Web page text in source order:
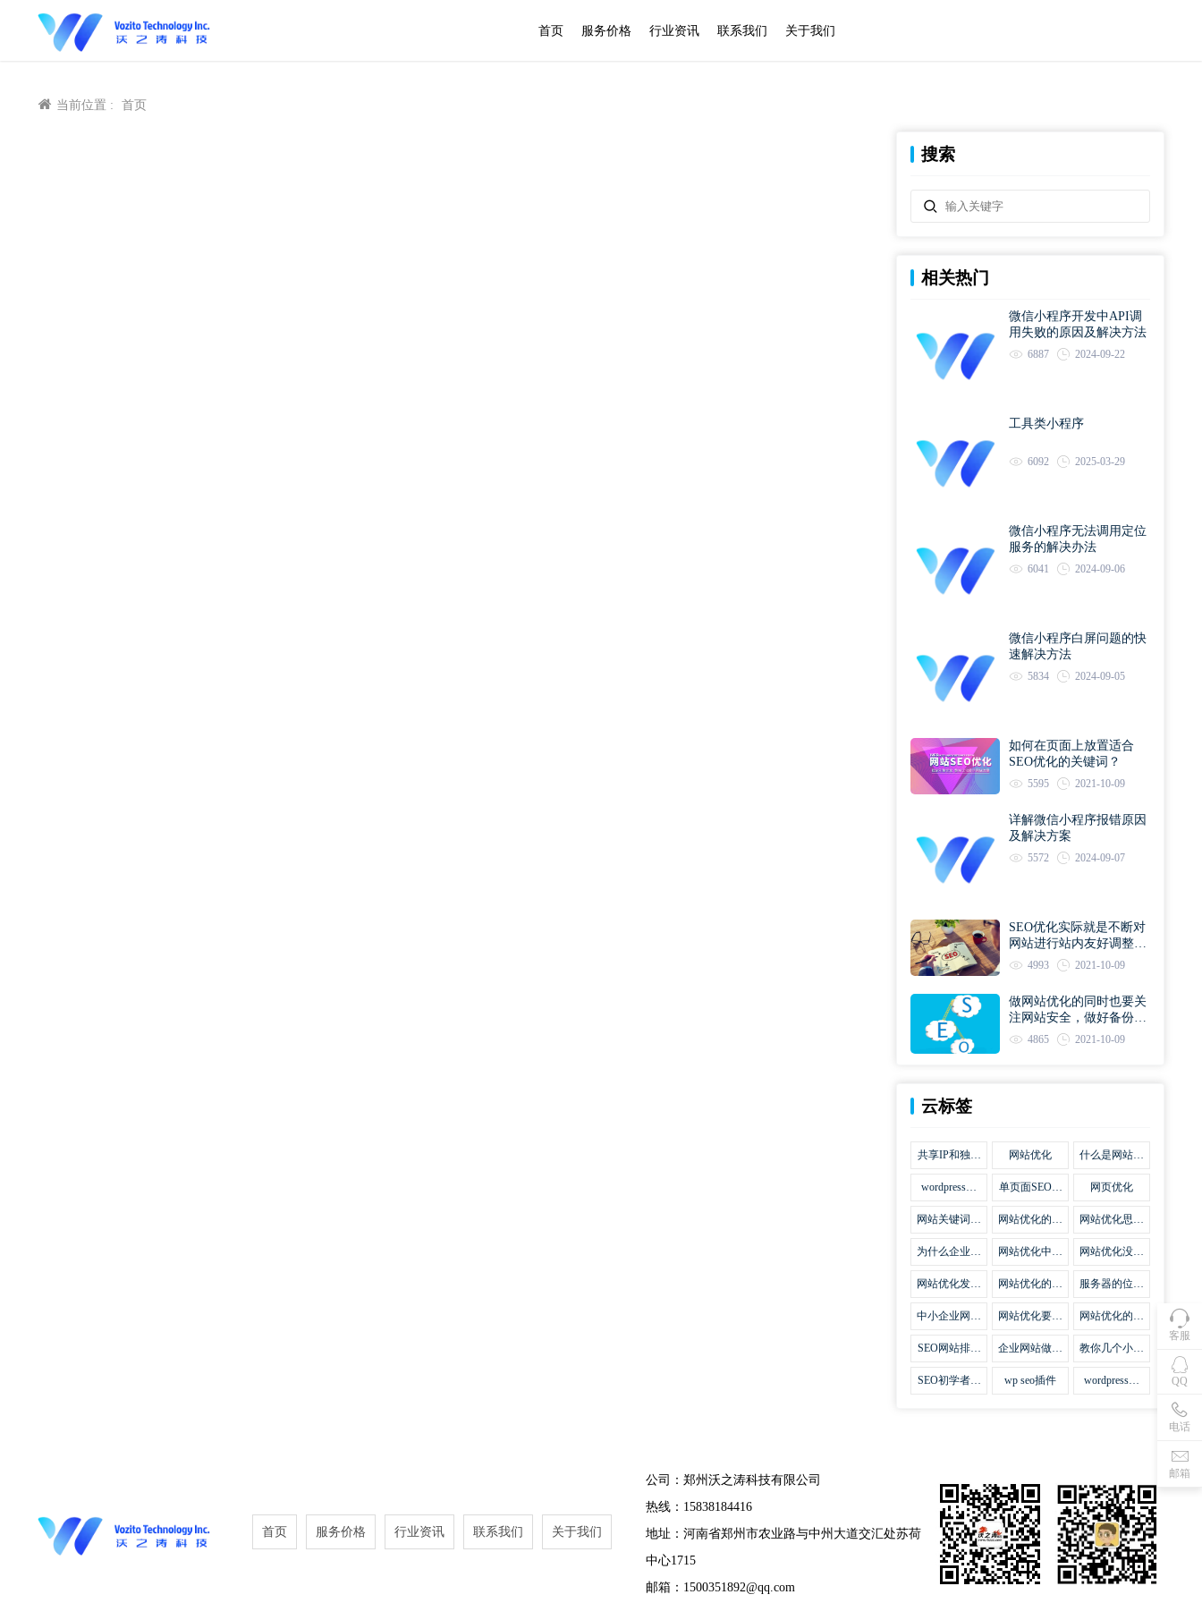
首页 服务价格 行业资讯 联系我们 关于我们
当前位置 : 首页
搜索
相关热门
微信小程序开发中API调
用失败的原因及解决方法
6887 2024-09-22
工具类小程序
6092 2025-03-29
微信小程序无法调用定位
服务的解决办法
6041 2024-09-06
微信小程序白屏问题的快
速解决方法
5834 2024-09-05
如何在页面上放置适合
SEO优化的关键词？
5595 2021-10-09
详解微信小程序报错原因
及解决方案
5572 2024-09-07
SEO优化实际就是不断对
网站进行站内友好调整直
到符合优化规则
4993 2021-10-09
做网站优化的同时也要关
注网站安全，做好备份工
作 4865 2021-10-09
云标签
共享IP和独立
网站优化
什么是网站优
wordpress网
集插件
单页面SEO网
网页优化
网站关键词优
么
网站优化的误
网站优化思路
要
为什么企业网
网站SEO优
网站优化中关
干问题
网站优化没有
味道
网站优化发挥
网站优化的费
服务器的位置
影响
中小企业网站
法
网站优化要不
网站优化的逆
SEO网站排名
法宝
企业网站做好
势
教你几个小技
页优化
SEO初学者，
wp seo插件
wordpress插
客服
QQ
电话
邮箱
首页 服务价格 行业资讯 联系我们 关于我们
公司：郑州沃之涛科技有限公司
热线：15838184416
地址：河南省郑州市农业路与中州大道交汇处苏荷
中心1715
邮箱：1500351892@qq.com